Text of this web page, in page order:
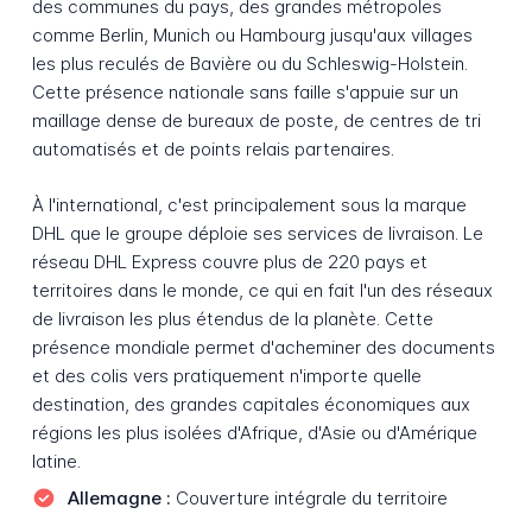
des communes du pays, des grandes métropoles
comme Berlin, Munich ou Hambourg jusqu'aux villages
les plus reculés de Bavière ou du Schleswig-Holstein.
Cette présence nationale sans faille s'appuie sur un
maillage dense de bureaux de poste, de centres de tri
automatisés et de points relais partenaires.
À l'international, c'est principalement sous la marque
DHL que le groupe déploie ses services de livraison. Le
réseau DHL Express couvre plus de 220 pays et
territoires dans le monde, ce qui en fait l'un des réseaux
de livraison les plus étendus de la planète. Cette
présence mondiale permet d'acheminer des documents
et des colis vers pratiquement n'importe quelle
destination, des grandes capitales économiques aux
régions les plus isolées d'Afrique, d'Asie ou d'Amérique
latine.
Allemagne : Couverture intégrale du territoire